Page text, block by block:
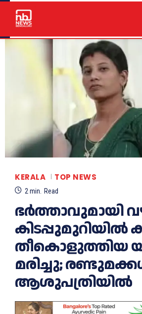
KERALA TOP NEWS
2min. Read
ഭർത്താവുമായി
കിടപ്പുമുറിയിൽ
തീകൊളുത്തിയ
മരിച്ചു;
ആശുപത്രിയില്‍